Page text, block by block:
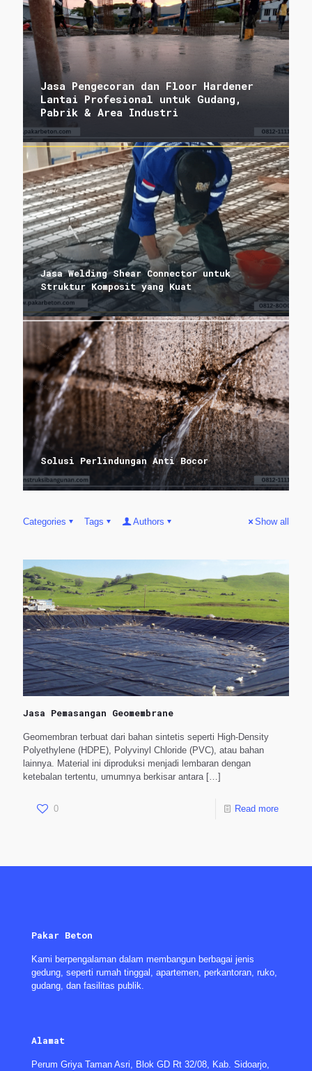
Jasa Pengecoran dan Floor Hardener
Lantai Profesional untuk Gudang,
Pabrik & Area Industri
Jasa Welding Shear Connector untuk
Struktur Komposit yang Kuat
Solusi Perlindungan Anti Bocor
Categories Tags Authors Show all
Jasa Pemasangan Geomembrane
Geomembran terbuat dari bahan sintetis seperti High-Density
Polyethylene (HDPE), Polyvinyl Chloride (PVC), atau bahan
lainnya. Material ini diproduksi menjadi lembaran dengan
ketebalan tertentu, umumnya berkisar antara[…]
0 Read more
Pakar Beton
Kami berpengalaman dalam membangun berbagai jenis
gedung, seperti rumah tinggal, apartemen, perkantoran, ruko,
gudang, dan fasilitas publik.
Alamat
Perum Griya Taman Asri, Blok GD Rt 32/08, Kab. Sidoarjo,